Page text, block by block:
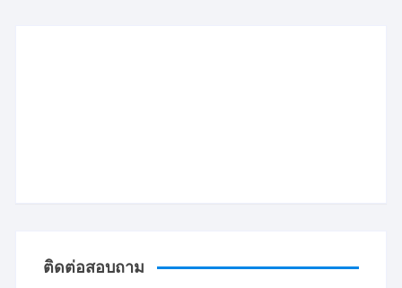
ติดต่อสอบถาม